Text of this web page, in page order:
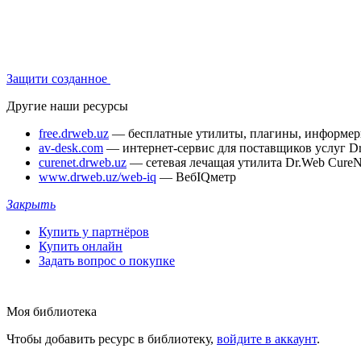
Защити созданное
Другие наши ресурсы
free.drweb.uz — бесплатные утилиты, плагины,
av-desk.com — интернет-сервис для поставщиков услуг
curenet.drweb.uz — сетевая лечащая утилита Dr.Web
www.drweb.uz/web-iq — ВебIQметр
Закрыть
Купить у партнёров
Купить онлайн
Задать вопрос о покупке
Моя библиотека
Чтобы добавить ресурс в библиотеку, войдите в аккаунт.